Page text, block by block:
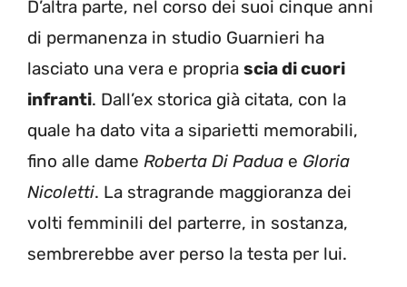
D’altra parte, nel corso dei suoi cinque anni
di permanenza in studio Guarnieri ha
lasciato una vera e propria scia di cuori
infranti. Dall’ex storica già citata, con la
quale ha dato vita a siparietti memorabili,
fino alle dame Roberta Di Padua e Gloria
Nicoletti. La stragrande maggioranza dei
volti femminili del parterre, in sostanza,
sembrerebbe aver perso la testa per lui.